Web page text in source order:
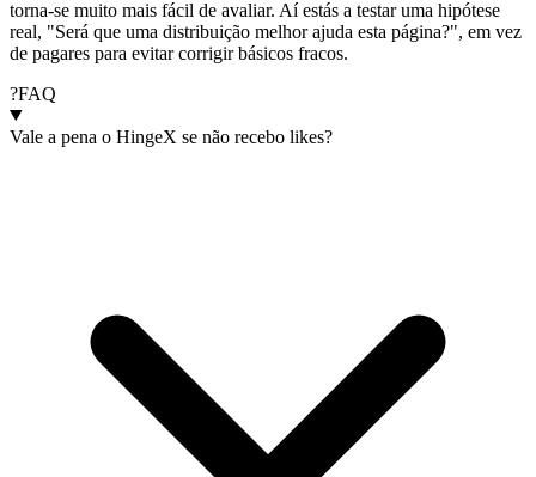
torna-se muito mais fácil de avaliar. Aí estás a testar uma hipótese
real, "Será que uma distribuição melhor ajuda esta página?", em vez
de pagares para evitar corrigir básicos fracos.
?FAQ
Vale a pena o HingeX se não recebo likes?